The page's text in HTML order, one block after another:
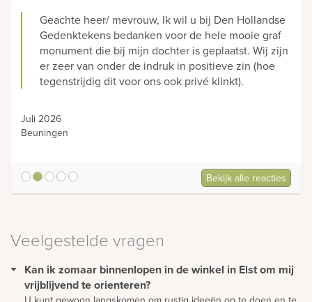
Bekijk alle reacties
Geachte heer/ mevrouw, Ik wil u bij Den Hollandse
Gedenktekens bedanken voor de hele mooie graf
monument die bij mijn dochter is geplaatst. Wij zijn
er zeer van onder de indruk in positieve zin (hoe
tegenstrijdig dit voor ons ook privé klinkt).
Juli 2026
Beuningen
Veelgestelde vragen
Kan ik zomaar binnenlopen in de winkel in Elst om mij
vrijblijvend te orienteren?